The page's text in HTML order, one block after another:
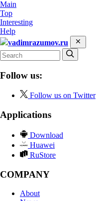
Main
Top
Interesting
Help
vadimrazumov.ru
Follow us:
Follow us on Twitter
Applications
Download
Huawei
RuStore
COMPANY
About